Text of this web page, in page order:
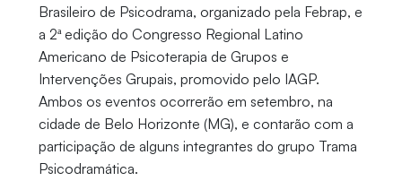
Brasileiro de Psicodrama, organizado pela Febrap, e
a 2ª edição do Congresso Regional Latino
Americano de Psicoterapia de Grupos e
Intervenções Grupais, promovido pelo IAGP.
Ambos os eventos ocorrerão em setembro, na
cidade de Belo Horizonte (MG), e contarão com a
participação de alguns integrantes do grupo Trama
Psicodramática.